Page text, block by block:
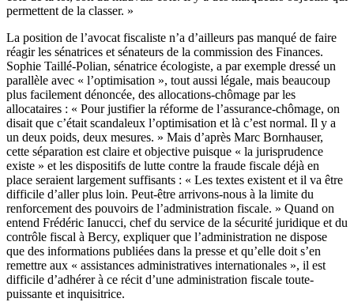
permettent de la classer. »
La position de l’avocat fiscaliste n’a d’ailleurs pas manqué de faire
réagir les sénatrices et sénateurs de la commission des Finances.
Sophie Taillé-Polian, sénatrice écologiste, a par exemple dressé un
parallèle avec « l’optimisation », tout aussi légale, mais beaucoup
plus facilement dénoncée, des allocations-chômage par les
allocataires : « Pour justifier la réforme de l’assurance-chômage, on
disait que c’était scandaleux l’optimisation et là c’est normal. Il y a
un deux poids, deux mesures. » Mais d’après Marc Bornhauser,
cette séparation est claire et objective puisque « la jurisprudence
existe » et les dispositifs de lutte contre la fraude fiscale déjà en
place seraient largement suffisants : « Les textes existent et il va être
difficile d’aller plus loin. Peut-être arrivons-nous à la limite du
renforcement des pouvoirs de l’administration fiscale. » Quand on
entend Frédéric Ianucci, chef du service de la sécurité juridique et du
contrôle fiscal à Bercy, expliquer que l’administration ne dispose
que des informations publiées dans la presse et qu’elle doit s’en
remettre aux « assistances administratives internationales », il est
difficile d’adhérer à ce récit d’une administration fiscale toute-
puissante et inquisitrice.